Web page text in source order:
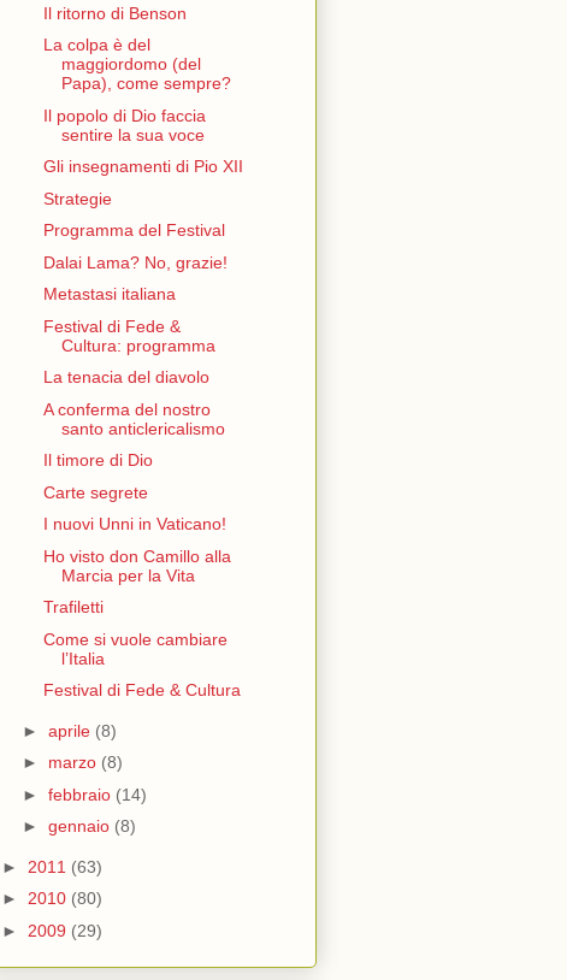
Il ritorno di Benson
La colpa è del
maggiordomo (del
Papa), come sempre?
Il popolo di Dio faccia
sentire la sua voce
Gli insegnamenti di Pio XII
Strategie
Programma del Festival
Dalai Lama? No, grazie!
Metastasi italiana
Festival di Fede &
Cultura: programma
La tenacia del diavolo
A conferma del nostro
santo anticlericalismo
Il timore di Dio
Carte segrete
I nuovi Unni in Vaticano!
Ho visto don Camillo alla
Marcia per la Vita
Trafiletti
Come si vuole cambiare
l’Italia
Festival di Fede & Cultura
► aprile (8)
► marzo (8)
► febbraio (14)
► gennaio (8)
► 2011 (63)
► 2010 (80)
► 2009 (29)